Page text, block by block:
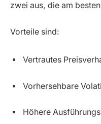
zwei aus, die am
Vorteile sind:
Vertrautes
Vorhersehbare
Höhere